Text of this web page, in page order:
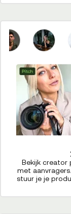
Bekijk creator
met
stuur je je